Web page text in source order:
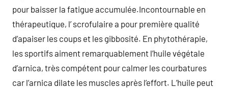
pour baisser la fatigue accumulée.Incontournable en
thérapeutique, l’ scrofulaire a pour première qualité
d’apaiser les coups et les gibbosité. En phytothérapie,
les sportifs aiment remarquablement l’huile végétale
d’arnica, très compétent pour calmer les courbatures
car l’arnica dilate les muscles après l’effort. L’huile peut